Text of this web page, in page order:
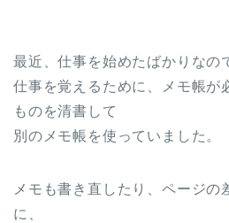
最近、仕事を始めたばかりなの
仕事を覚えるために、メモ帳が
ものを清書して
別のメモ帳を使っていました。
メモも書き直したり、ページの
に、